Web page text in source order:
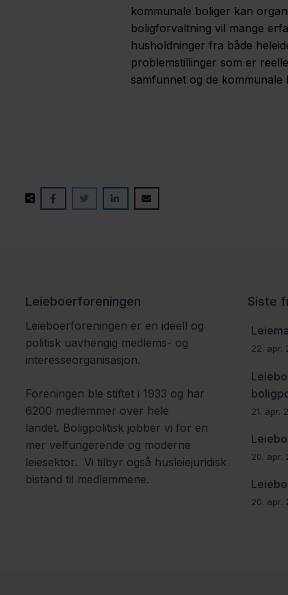
kommunale boliger kan
boligforvaltning vil mange
husholdninger fra både
problemstillinger som er
samfunnet og de kommunale
Leieboerforeningen
Leieboerforeningen er en ideell og
politisk uavhengig medlems- og
interesseorganisasjon.
Foreningen ble stiftet i 1933 og har
6200 medlemmer over hele
landet. Boligpolitisk jobber vi for en
mer velfungerende og moderne
leiesektor. Vi tilbyr også husleiejuridisk
bistand til medlemmene.
Siste
22. apr.
21. apr.
20. apr.
20. apr.